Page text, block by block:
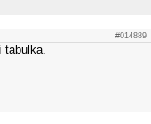
#014889
tabulka.